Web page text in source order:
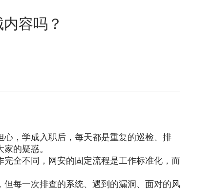
容吗？
，学成入职后，每天都是重复的巡检、排
的疑惑。
完全不同，网安的固定流程是工作标准化，而
每一次排查的系统、遇到的漏洞、面对的风